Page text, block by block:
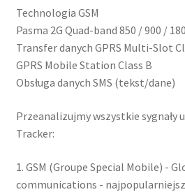
Technologia GSM
Pasma 2G Quad-band 850 / 900 /
Transfer danych GPRS Multi-Slot
GPRS Mobile Station Class B
Obsługa danych SMS (tekst/dane)
Przeanalizujmy wszystkie sygnały
Tracker:
1. GSM (Groupe Special Mobile) -
communications -